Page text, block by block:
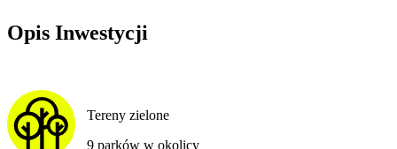
Opis Inwestycji
Tereny zielone
9 parków w okolicy